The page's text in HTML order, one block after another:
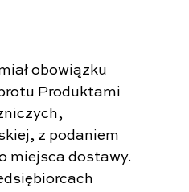
obowiązku
Produktami
z podaniem
miejsca dostawy.